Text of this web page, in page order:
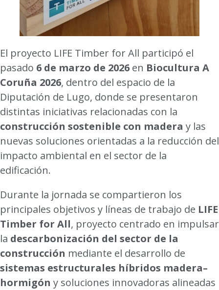
El proyecto LIFE Timber for All participó el
pasado 6 de marzo de 2026 en Biocultura A
Coruña 2026, dentro del espacio de la
Diputación de Lugo, donde se presentaron
distintas iniciativas relacionadas con la
construcción sostenible con madera y las
nuevas soluciones orientadas a la reducción del
impacto ambiental en el sector de la
edificación.
Durante la jornada se compartieron los
principales objetivos y líneas de trabajo de LIFE
Timber for All, proyecto centrado en impulsar
la descarbonización del sector de la
construcción mediante el desarrollo de
sistemas estructurales híbridos madera–
hormigón y soluciones innovadoras alineadas